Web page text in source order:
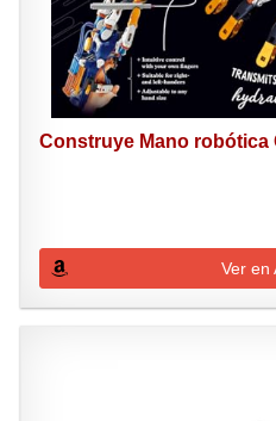
Construye Mano robótica
Ver en